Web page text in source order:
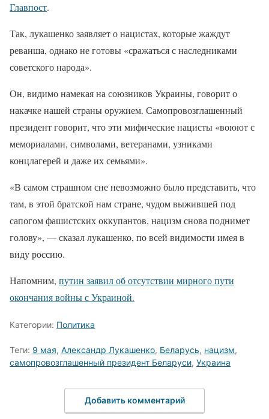
Главпост.
Так, лукашенко заявляет о нацистах, которые жаждут
реванша, однако не готовы «сражаться с наследниками
советского народа».
Он, видимо намекая на союзников Украины, говорит о
накачке нашей страны оружием. Самопровозглашенный
президент говорит, что эти мифические нацисты «воюют с
мемориалами, символами, ветеранами, узниками
концлагерей и даже их семьями».
«В самом страшном сне невозможно было представить, что
там, в этой братской нам стране, чудом выжившей под
сапогом фашистских оккупантов, нацизм снова поднимет
голову», — сказал лукашенко, по всей видимости имея в
виду россию.
Напомним, путин заявил об отсутствии мирного пути
окончания войны с Украиной.
Категории: Политика
Теги: 9 мая, Александр Лукашенко, Беларусь, нацизм,
самопровозглашенный президент Беларуси, Украина
Добавить комментарий